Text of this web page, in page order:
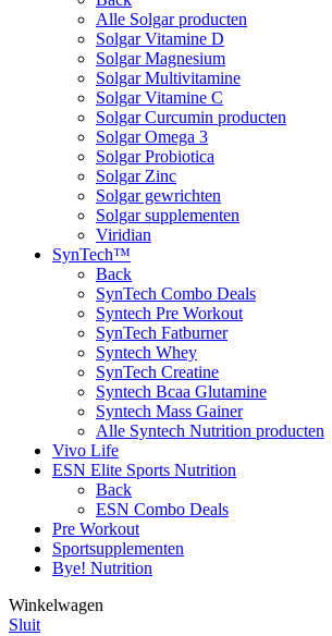
Alle Solgar producten
Solgar Vitamine D
Solgar Magnesium
Solgar Multivitamine
Solgar Vitamine C
Solgar Curcumin producten
Solgar Omega 3
Solgar Probiotica
Solgar Zinc
Solgar gewrichten
Solgar supplementen
Viridian
SynTech™
Back
SynTech Combo Deals
Syntech Pre Workout
SynTech Fatburner
Syntech Whey
SynTech Creatine
Syntech Bcaa Glutamine
Syntech Mass Gainer
Alle Syntech Nutrition producten
Vivo Life
ESN Elite Sports Nutrition
Back
ESN Combo Deals
Pre Workout
Sportsupplementen
Bye! Nutrition
Winkelwagen
Sluit